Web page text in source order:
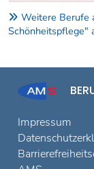
Weitere Berufe
Schönheitspflege"
Impressum